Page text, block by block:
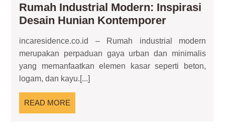
Rumah Industrial Modern: Inspirasi
Desain Hunian KontemporerRumah
Modern:
Inspirasi
Desain
incaresidence.co.id – Rumah industrial modern
merupakan perpaduan gaya urban dan minimalis
yang memanfaatkan elemen kasar seperti beton,
logam, dan kayu.[...]
READ MORE
MORE